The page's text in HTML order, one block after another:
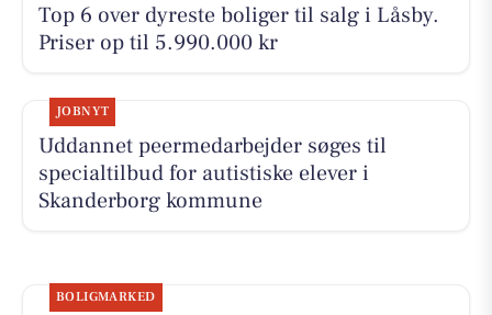
Top 6 over dyreste boliger til salg i Låsby.
Priser op til 5.990.000 kr
JOBNYT
Uddannet peermedarbejder søges til
specialtilbud for autistiske elever i
Skanderborg kommune
BOLIGMARKED